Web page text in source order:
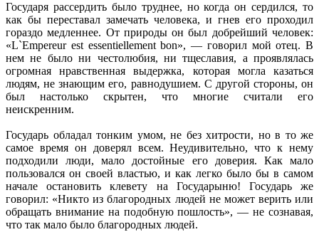
Государя рассердить было труднее, но когда он сердился, то
как бы переставал замечать человека, и гнев его проходил
гораздо медленнее. От природы он был добрейший человек:
«L`Empereur est essentiellement bon», — говорил мой отец. В
нем не было ни честолюбия, ни тщеславия, а проявлялась
огромная нравственная выдержка, которая могла казаться
людям, не знающим его, равнодушием. С другой стороны, он
был настолько скрытен, что многие считали его
неискренним.
Государь обладал тонким умом, не без хитрости, но в то же
самое время он доверял всем. Неудивительно, что к нему
подходили люди, мало достойные его доверия. Как мало
пользовался он своей властью, и как легко было бы в самом
начале остановить клевету на Государыню! Государь же
говорил: «Никто из благородных людей не может верить или
обращать внимание на подобную пошлость», — не сознавая,
что так мало было благородных людей.